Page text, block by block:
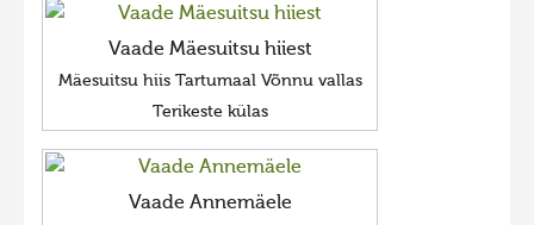
Vaade Mäesuitsu hiiest
Mäesuitsu hiis Tartumaal Võnnu vallas
Terikeste külas
Vaade Annemäele